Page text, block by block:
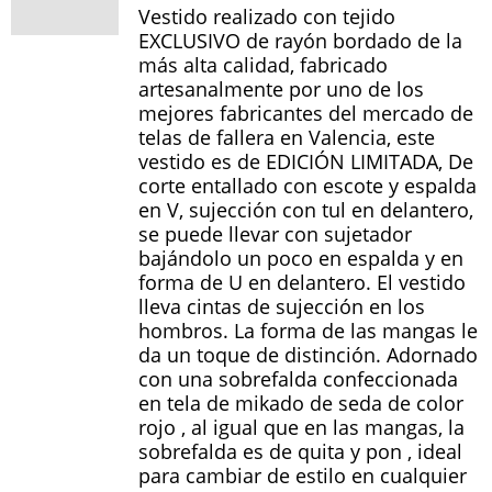
Vestido realizado con tejido
EXCLUSIVO de rayón bordado de la
más alta calidad, fabricado
artesanalmente por uno de los
mejores fabricantes del mercado de
telas de fallera en Valencia, este
vestido es de EDICIÓN LIMITADA, De
corte entallado con escote y espalda
en V, sujección con tul en delantero,
se puede llevar con sujetador
bajándolo un poco en espalda y en
forma de U en delantero. El vestido
lleva cintas de sujección en los
hombros. La forma de las mangas le
da un toque de distinción. Adornado
con una sobrefalda confeccionada
en tela de mikado de seda de color
rojo , al igual que en las mangas, la
sobrefalda es de quita y pon , ideal
para cambiar de estilo en cualquier